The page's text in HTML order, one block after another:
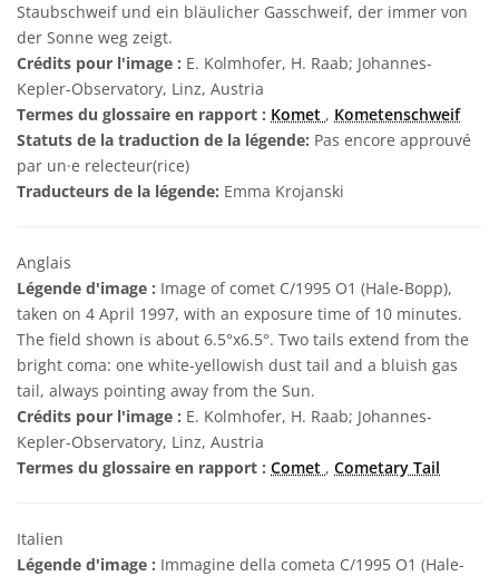
Staubschweif und ein bläulicher Gasschweif, der immer von
der Sonne weg zeigt.
Crédits pour l'image : E. Kolmhofer, H. Raab; Johannes-
Kepler-Observatory, Linz, Austria
Termes du glossaire en rapport : Komet , Kometenschweif
Statuts de la traduction de la légende: Pas encore approuvé
par un·e relecteur(rice)
Traducteurs de la légende: Emma Krojanski
Anglais
Légende d'image : Image of comet C/1995 O1 (Hale-Bopp),
taken on 4 April 1997, with an exposure time of 10 minutes.
The field shown is about 6.5°x6.5°. Two tails extend from the
bright coma: one white-yellowish dust tail and a bluish gas
tail, always pointing away from the Sun.
Crédits pour l'image : E. Kolmhofer, H. Raab; Johannes-
Kepler-Observatory, Linz, Austria
Termes du glossaire en rapport : Comet , Cometary Tail
Italien
Légende d'image : Immagine della cometa C/1995 O1 (Hale-